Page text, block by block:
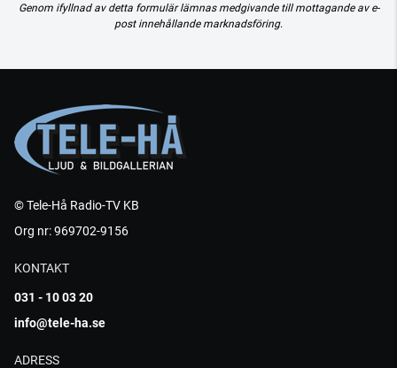
Genom ifyllnad av detta formulär lämnas medgivande till mottagande av e-
post innehållande marknadsföring.
© Tele-Hå Radio-TV KB
Org nr: 969702-9156
KONTAKT
031 - 10 03 20
info@tele-ha.se
ADRESS